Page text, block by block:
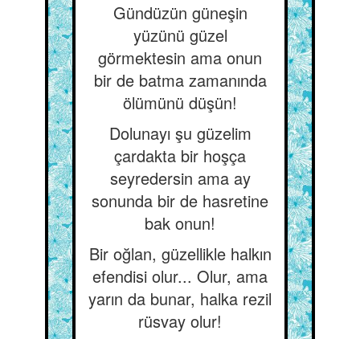
Gündüzün güneşin
yüzünü güzel
görmektesin ama onun
bir de batma zamanında
ölümünü düşün!
Dolunayı şu güzelim
çardakta bir hoşça
seyredersin ama ay
sonunda bir de hasretine
bak onun!
Bir oğlan, güzellikle halkın
efendisi olur... Olur, ama
yarın da bunar, halka rezil
rüsvay olur!